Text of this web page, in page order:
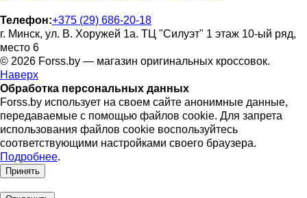
Телефон:+375 (29) 686-20-18
г. Минск, ул. В. Хоружей 1а. ТЦ "Силуэт" 1 этаж 10-ый ряд,
место 6
© 2026 Forss.by — магазин оригинальных кроссовок.
Наверх
Обработка персональных данных
Forss.by использует на своем сайте анонимные данные,
передаваемые с помощью файлов cookie. Для запрета
использования файлов cookie воспользуйтесь
соответствующими настройками своего браузера.
Подробнее.
Принять